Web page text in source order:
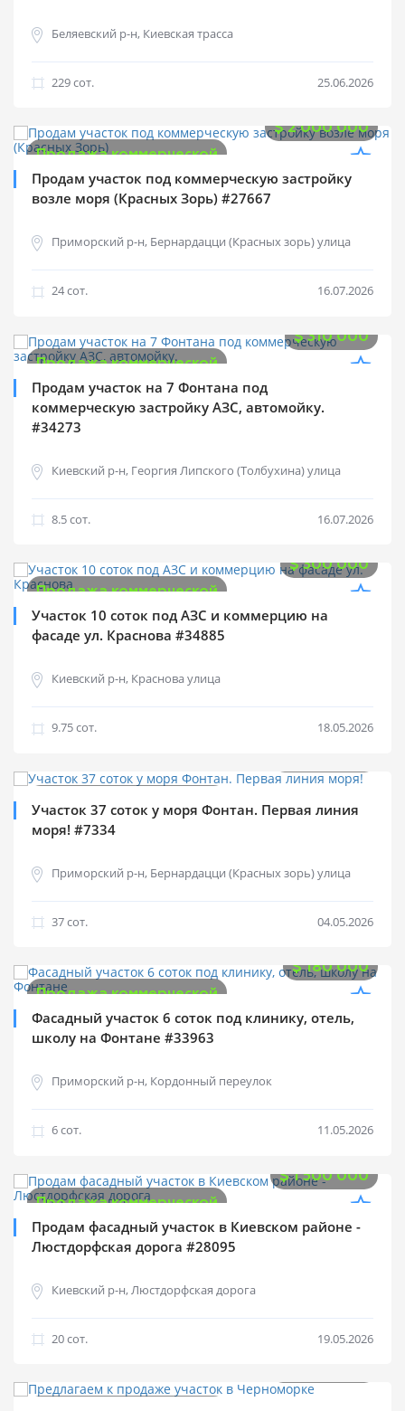
Беляевский р-н, Киевская трасса
229 cот. 25.06.2026
$2 000 000
Продажа коммерческой
Продам участок под коммерческую застройку
возле моря (Красных Зорь) #27667
Приморский р-н, Бернардацци (Красных зорь) улица
24 cот. 16.07.2026
$310 000
Продажа коммерческой
Продам участок на 7 Фонтана под
коммерческую застройку АЗС, автомойку.
#34273
Киевский р-н, Георгия Липского (Толбухина) улица
8.5 cот. 16.07.2026
$300 000
Продажа коммерческой
Участок 10 соток под АЗС и коммерцию на
фасаде ул. Краснова #34885
Киевский р-н, Краснова улица
9.75 cот. 18.05.2026
Участок 37 соток у моря Фонтан. Первая линия
моря! #7334
Приморский р-н, Бернардацци (Красных зорь) улица
37 cот. 04.05.2026
$180 000
Продажа коммерческой
Фасадный участок 6 соток под клинику, отель,
школу на Фонтане #33963
Приморский р-н, Кордонный переулок
6 cот. 11.05.2026
$1 500 000
Продажа коммерческой
Продам фасадный участок в Киевском районе -
Люстдорфская дорога #28095
Киевский р-н, Люстдорфская дорога
20 cот. 19.05.2026